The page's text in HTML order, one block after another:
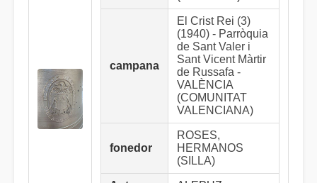
campana
El Crist Rei (3)
(1940) - Parròquia
de Sant Valer i
Sant Vicent Màrtir
de Russafa -
VALÈNCIA
(COMUNITAT
VALENCIANA)
fonedor
ROSES,
HERMANOS
(SILLA)